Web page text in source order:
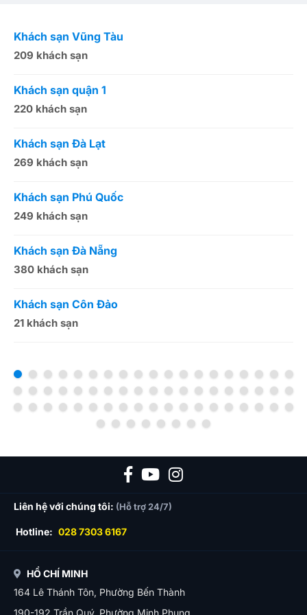
Khách sạn Vũng Tàu
209 khách sạn
Khách sạn quận 1
220 khách sạn
Khách sạn Đà Lạt
269 khách sạn
Khách sạn Phú Quốc
249 khách sạn
Khách sạn Đà Nẵng
380 khách sạn
Khách sạn Côn Đảo
21 khách sạn
Liên hệ với chúng tôi: (Hỗ trợ 24/7)
Hotline: 028 7303 6167
HỒ CHÍ MINH
164 Lê Thánh Tôn, Phường Bến Thành
190-192 Trần Quý, Phường Minh Phụng